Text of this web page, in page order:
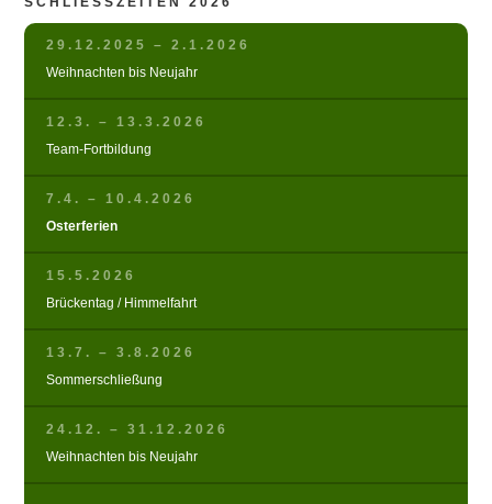
29.12.2025 – 2.1.2026
Weihnachten bis Neujahr
12.3. – 13.3.2026
Team-Fortbildung
7.4. – 10.4.2026
Osterferien
15.5.2026
Brückentag / Himmelfahrt
13.7. – 3.8.2026
Sommerschließung
24.12. – 31.12.2026
Weihnachten bis Neujahr